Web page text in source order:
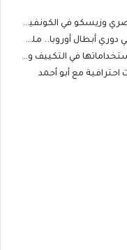
في الكونفيدرالية
أوروبا.. ملخص وأهداف
التكييف والسباكة والكهرباء